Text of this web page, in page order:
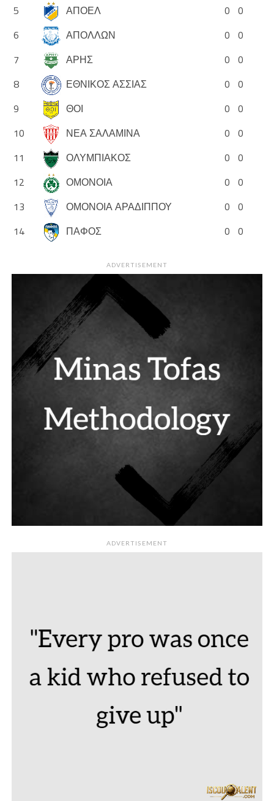
5 ΑΠΟΕΛ 0 0
6
ΑΠΟΛΛΩΝ 0 0
7
ΑΡΗΣ 0 0
8
ΕΘΝΙΚΟΣ ΑΣΣΙΑΣ 0 0
9
ΘΟΙ 0 0
10
ΝΕΑ ΣΑΛΑΜΙΝΑ 0 0
11
ΟΛΥΜΠΙΑΚΟΣ 0 0
12
ΟΜΟΝΟΙΑ 0 0
13
ΟΜΟΝΟΙΑ ΑΡΑΔΙΠΠΟΥ 0 0
14
ΠΑΦΟΣ 0 0
ADVERTISEMENT
ADVERTISEMENT